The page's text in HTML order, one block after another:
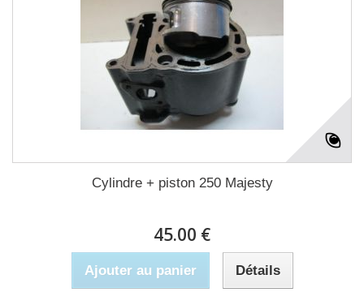
Cylindre + piston 250 Majesty
45.00 €
Ajouter au panier Détails